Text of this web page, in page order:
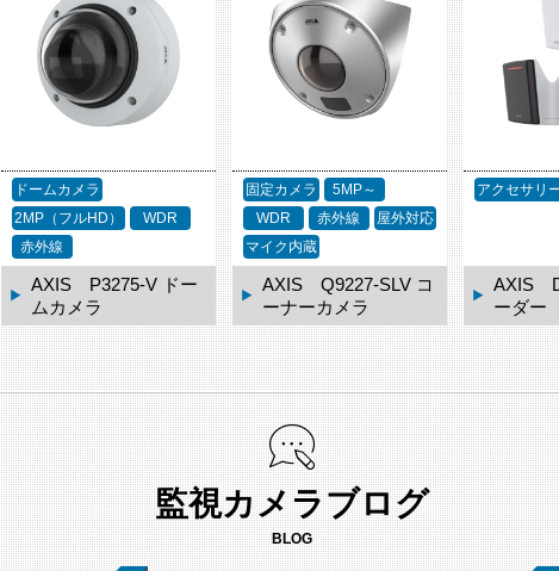
ドームカメラ
2MP（フルHD）
WDR
赤外線
AXIS P3275-V ドー
ムカメラ
固定カメラ
5MP～
WDR
赤外線
屋外対応
マイク内蔵
AXIS Q9227-SLV コ
ーナーカメラ
アクセサリ
AXIS
ーダー
監視カメラブログ
BLOG